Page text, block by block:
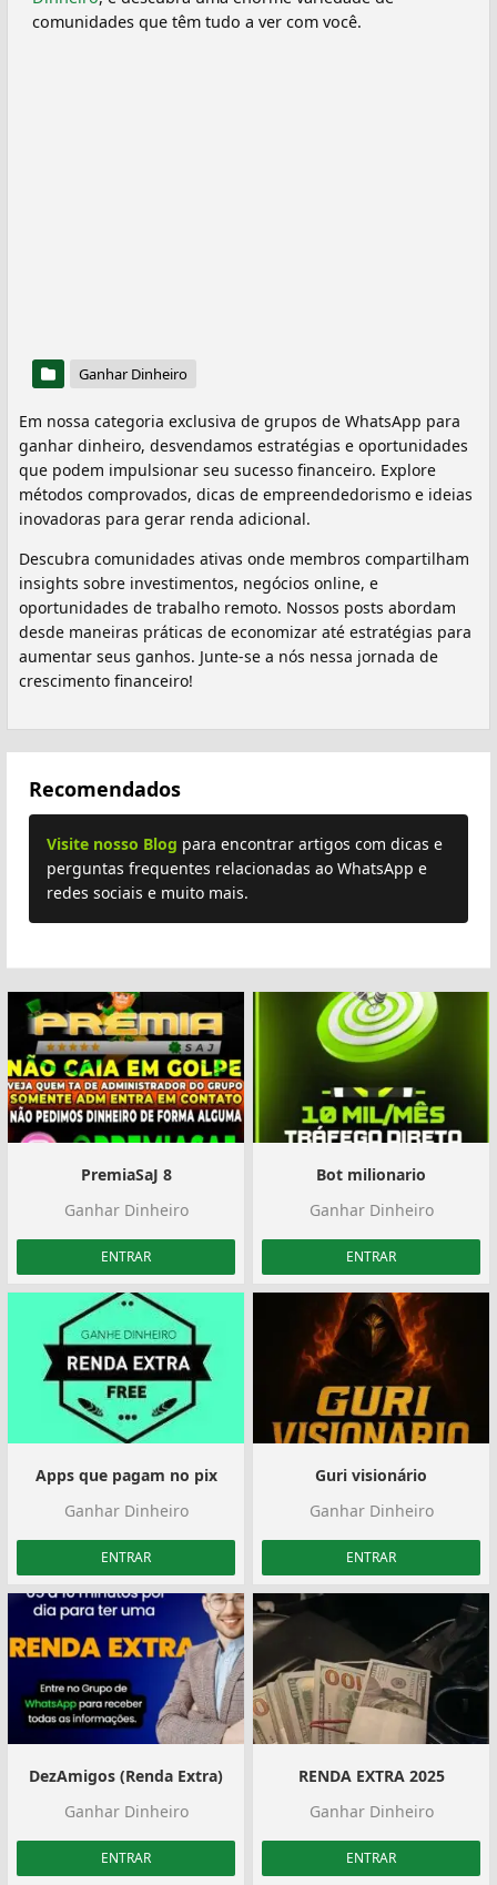
comunidades que têm tudo a ver com você.
Ganhar Dinheiro
Em nossa categoria exclusiva de grupos de WhatsApp para
ganhar dinheiro, desvendamos estratégias e oportunidades
que podem impulsionar seu sucesso financeiro. Explore
métodos comprovados, dicas de empreendedorismo e ideias
inovadoras para gerar renda adicional.
Descubra comunidades ativas onde membros compartilham
insights sobre investimentos, negócios online, e
oportunidades de trabalho remoto. Nossos posts abordam
desde maneiras práticas de economizar até estratégias para
aumentar seus ganhos. Junte-se a nós nessa jornada de
crescimento financeiro!
Recomendados
Visite nosso Blog para encontrar artigos com dicas e
perguntas frequentes relacionadas ao WhatsApp e
redes sociais e muito mais.
PremiaSaJ 8
Ganhar Dinheiro
ENTRAR
Bot milionario
Ganhar Dinheiro
ENTRAR
Apps que pagam no pix
Ganhar Dinheiro
ENTRAR
Guri visionário
Ganhar Dinheiro
ENTRAR
DezAmigos (Renda Extra)
Ganhar Dinheiro
ENTRAR
RENDA EXTRA 2025
Ganhar Dinheiro
ENTRAR